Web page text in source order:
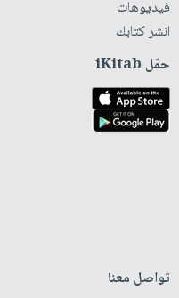
فيديوهات
انشر كتابك
حمّل iKitab
تواصل معنا